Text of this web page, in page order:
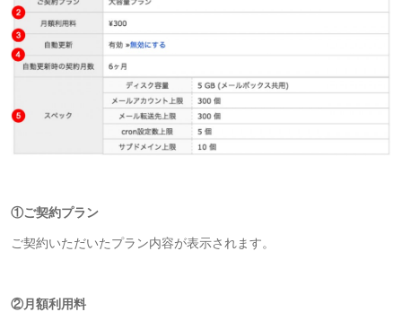
①ご契約プラン
ご契約いただいたプラン内容が表示されます。
②月額利用料